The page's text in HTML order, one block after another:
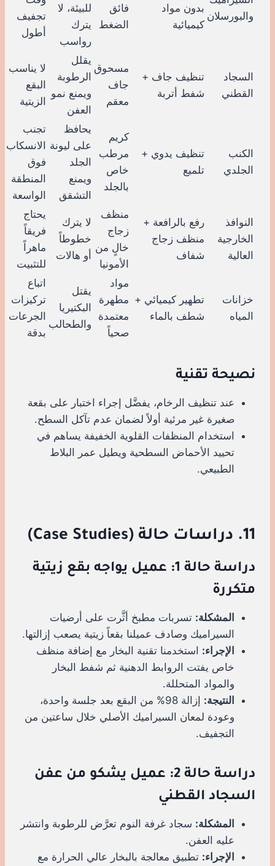
والبورسلان
بدون مواد
كيميائية
فائق
الضغط
للبيئة، لا
يترك
رواسب
تجفيف
أطول
السجاد
القطني
تنظيف جاف +
شفط أتربة
مسحوق
جاف
معقم
يقلل
الرطوبة
ويمنع نمو
العفن
لا يناسب
البقع
الزيتية
الكنب
الجلدي
تنظيف يدوي +
تلميع
كريم
مرطب
خاص
بالجلد
يحافظ
على ليونة
الجلد
ويمنع
التشقق
تجنب
الانسكاب
فوق
المنطقة
الواسعة
النوافذ
الخارجية
العالية
رفع بالرافعة +
منظف زجاج
شفاف
منظف
زجاج
خالٍ من
الأمونيا
لا يترك
خطوطاً
أو هالات
يحتاج
فريقاً
ماهراً
للتثبيت
خزانات
المياه
تطهير كيميائي +
شطف بالماء
مواد
مطهرة
معتمدة
صحياً
يقتل
البكتيريا
والطحالب
اتباع
تركيزات
الجرعات
بدقة
نصيحة تقنية
عند تنظيف الرخام، يفضَّل إجراء اختبار على بقعة
صغيرة غير مرئية أولاً لضمان عدم تآكل السطح.
استخدام المنظفات القلوية الخفيفة يساهم في
تحييد الأحماض السطحية ويطيل عمر البلاط
الطبيعي.
11. دراسات حالة (Case Studies)
دراسة حالة 1: عميل يواجه بقع زيتية
متكررة
المشكلة: تسربات مطبخ أثَّرت على أرضيات
السيراميك وصادف عميلنا بقعاً زيتية يصعب إزالتها.
الإجراء: استخدمنا تقنية البخار مع إضافة منظف
خاص يفتت الروابط الدهنية ثم شفط البخار
والمواد المتحللة.
النتيجة:
إزالة 98% من البقع بعد جلسة واحدة،
وعودة لمعان السيراميك الأصلي خلال ساعتين من
التجفيف.
دراسة حالة 2: عميل يشكو من عفن
السجاد القطني
المشكلة: سجاد غرفة النوم تعرَّض للرطوبة وانتشر
عليه العفن.
الإجراء: تطبيق معالجة بالبخار عالي الحرارة مع